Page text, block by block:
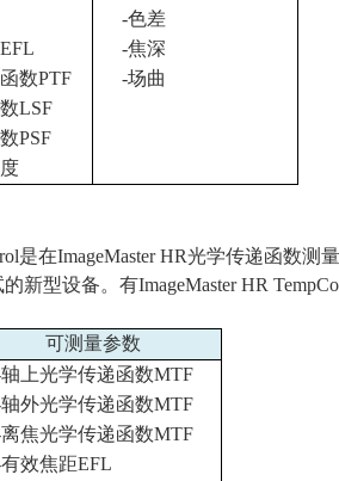
EFL
数PTF
LSF
PSF
-色差
-焦深
-场曲
是在ImageMaster HR光学传递函数测
新型设备。有ImageMaster HR
可测量参数
轴上光学传递函数MTF
轴外光学传递函数MTF
离焦光学传递函数MTF
有效焦距EFL